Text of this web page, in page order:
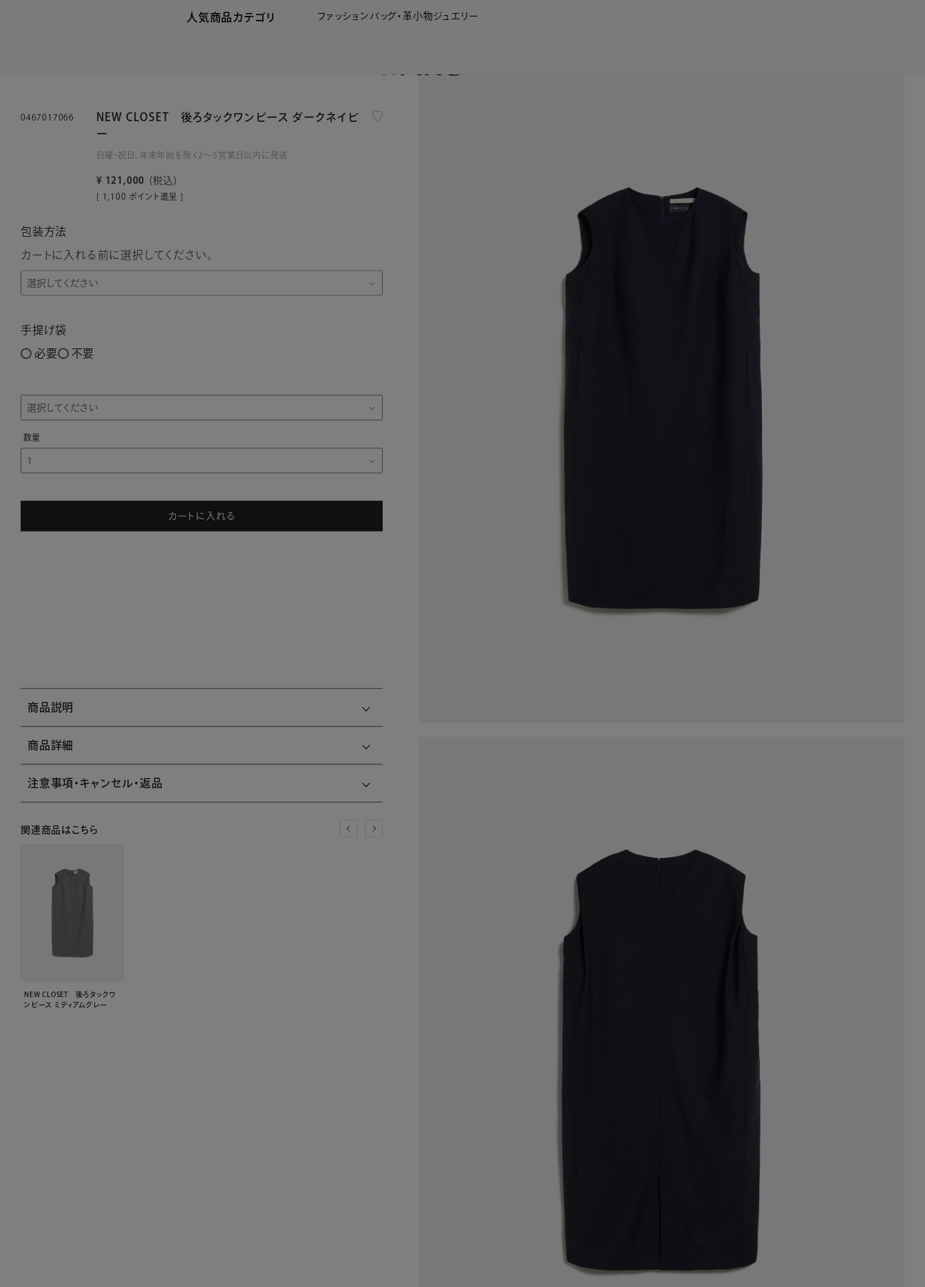
人気商品カテゴリ ファッション バッグ・革小物ジュエリー
0467017066
NEW CLOSET 後ろタックワンピース ダークネイビ
ー
日曜・祝日、年末年始を除く2～5営業日以内に発送
¥ 121,000 税込
[ 1,100 ポイント進呈 ]
包装方法
カートに入れる前に選択してください。
手提げ袋
必要 不要
カートに入れる
商品説明
商品詳細
注意事項・キャンセル・返品
関連商品はこちら
NEW CLOSET 後ろタックワ
ンピース ミディアムグレー